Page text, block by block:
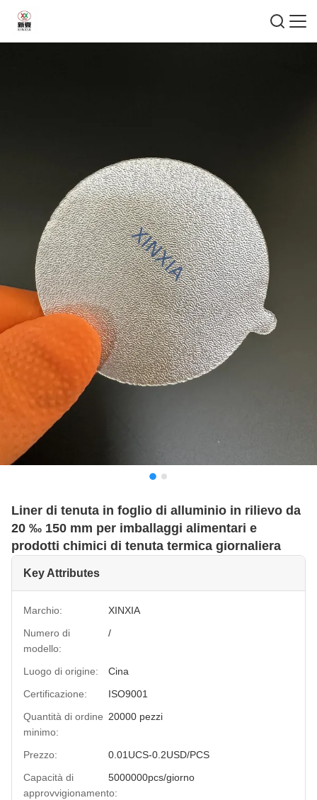
Liner di tenuta in foglio di alluminio in rilievo da
20 ‰ 150 mm per imballaggi alimentari e
prodotti chimici di tenuta termica giornaliera
Key Attributes
Marchio:
XINXIA
Numero di
modello:
/
Luogo di origine:
Cina
Certificazione:
ISO9001
Quantità di ordine
minimo:
20000 pezzi
Prezzo:
0.01UCS-0.2USD/PCS
Capacità di
approvvigionamento:
5000000pcs/giorno